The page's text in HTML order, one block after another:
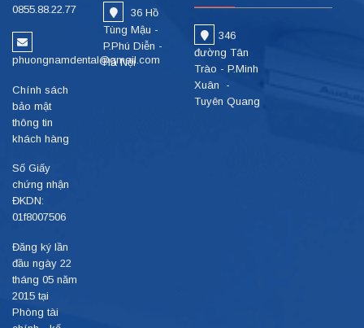
0855.88.22.77
phuongnamdental@gmail.com
Chính sách
bảo mật
thông tin
khách hàng
Số Giấy
chứng nhận
ĐKDN:
01f8007506
Đăng ký lần
đầu ngày 22
tháng 05 năm
2015 tại
Phòng tài
36 Hồ
Tùng Mậu -
P.Phú Diễn -
Hà Nội
346
đường Tân
Trào - P.Minh
Xuân -
Tuyên Quang